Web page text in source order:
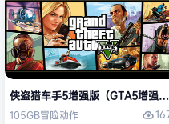
侠盗猎车手5增强版（GTA5增强
105GB冒险动作